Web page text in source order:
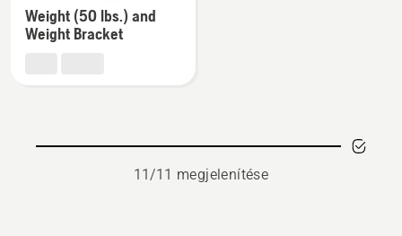
a(z)
Weight
Weight (50 lbs.) and
Weight Bracket
11/11 megjelenítése